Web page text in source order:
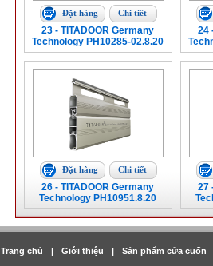
Đặt hàng Chi tiết
23 - TITADOOR Germany
Technology PH10285-02.8.20
24
Đặt hàng Chi tiết
26 - TITADOOR Germany
Technology PH10951.8.20
27
Trang chủ | Giới thiệu | Sản phẩm cửa cuốn